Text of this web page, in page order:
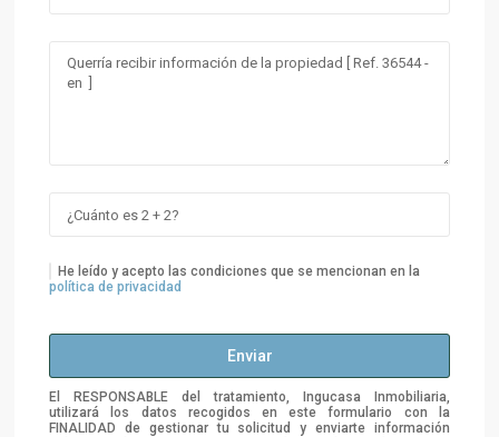
He leído y acepto las condiciones que se mencionan en la
política de privacidad
El RESPONSABLE del tratamiento, Ingucasa Inmobiliaria,
utilizará los datos recogidos en este formulario con la
FINALIDAD de gestionar tu solicitud y enviarte información